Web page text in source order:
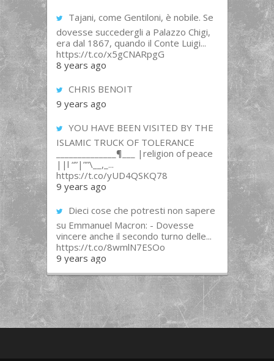
Tajani, come Gentiloni, è nobile. Se
dovesse succedergli a Palazzo Chigi,
era dal 1867, quando il Conte Luigi...
https://t.co/x5gCNARpgG
8 years ago
CHRIS BENOIT
9 years ago
YOU HAVE BEEN VISITED BY THE
ISLAMIC TRUCK OF TOLERANCE
______________¶___ |religion of peace
||l “”|””\__,_...
https://t.co/yUD4QSKQ78
9 years ago
Dieci cose che potresti non sapere
su Emmanuel Macron: - Dovesse
vincere anche il secondo turno delle...
https://t.co/8wmlN7ESOo
9 years ago